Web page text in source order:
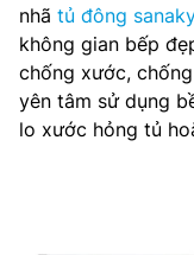
nhã tủ đông
không gian bếp
chống xước,
yên tâm sử dụng
lo xước hỏng tủ